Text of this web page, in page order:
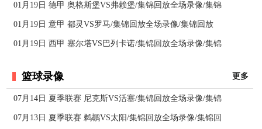
01月19日 德甲 奥格斯堡VS弗赖堡/集锦回放全场录像/集锦
01月19日 意甲 都灵VS罗马/集锦回放全场录像/集锦回放
01月19日 西甲 塞尔塔VS巴列卡诺/集锦回放全场录像/集锦
篮球录像 更多
07月14日 夏季联赛 尼克斯VS活塞/集锦回放全场录像/集锦
07月13日 夏季联赛 鹈鹕VS太阳/集锦回放全场录像/集锦回